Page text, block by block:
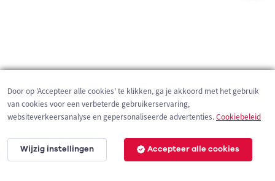
200 m
Door op 'Accepteer alle cookies' te klikken, ga je akkoord met het gebruik
van cookies voor een verbeterde gebruikerservaring,
websiteverkeersanalyse en gepersonaliseerde advertenties.Cookiebeleid
Wijzig instellingen Accepteer alle cookies